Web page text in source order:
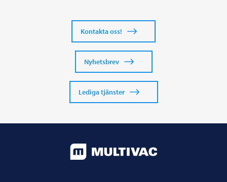
Kontakta oss!
Nyhetsbrev
Lediga tjänster